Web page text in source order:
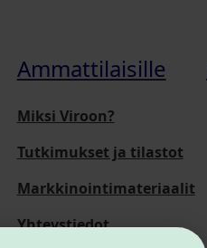
Ammattilaisille
Miksi Viroon?
Tutkimukset ja tilastot
Markkinointimateriaalit
Yhteystiedot